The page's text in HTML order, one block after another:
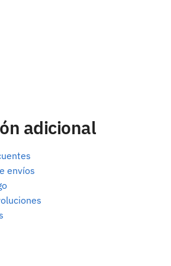
adicional
envíos